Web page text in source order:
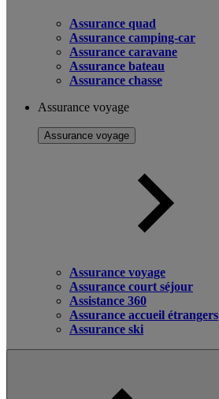
Assurance quad
Assurance camping-car
Assurance caravane
Assurance bateau
Assurance chasse
Assurance voyage
Assurance voyage
Assurance voyage
Assurance court séjour
Assistance 360
Assurance accueil étrangers
Assurance ski